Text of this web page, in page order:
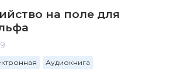
на поле для
Аудиокнига